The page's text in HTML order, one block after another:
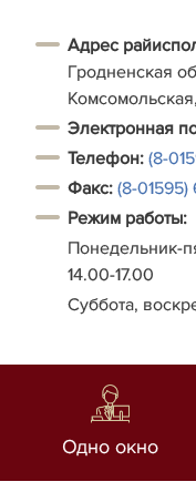
Адрес
Гродненская
Электронная
Телефон: (8-
Факс: (8-01595)
Режим работы:
Понедельник-
14.00-17.00
Суббота,
Одно окно